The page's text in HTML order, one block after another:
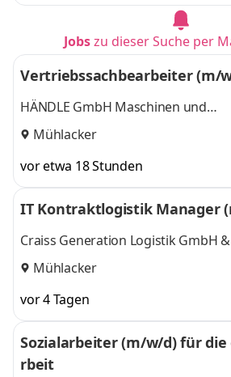
Jobszu dieser Suche per
Vertriebssachbearbeiter (m/
HÄNDLE GmbH Maschinen und
Anlagenbau
Mühlacker
vor etwa 18 Stunden
IT Kontraktlogistik Manager
Craiss Generation Logistik GmbH &
Mühlacker
vor 4 Tagen
Sozialarbeiter (m/w/d) für die
rbeit